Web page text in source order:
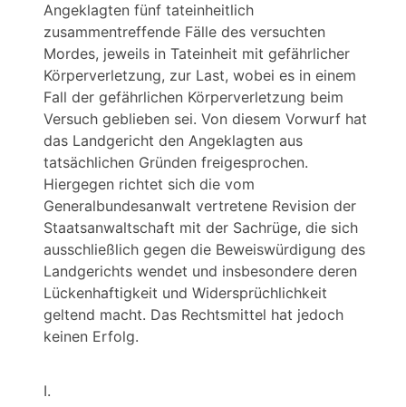
Angeklagten fünf tateinheitlich
zusammentreffende Fälle des versuchten
Mordes, jeweils in Tateinheit mit gefährlicher
Körperverletzung, zur Last, wobei es in einem
Fall der gefährlichen Körperverletzung beim
Versuch geblieben sei. Von diesem Vorwurf hat
das Landgericht den Angeklagten aus
tatsächlichen Gründen freigesprochen.
Hiergegen richtet sich die vom
Generalbundesanwalt vertretene Revision der
Staatsanwaltschaft mit der Sachrüge, die sich
ausschließlich gegen die Beweiswürdigung des
Landgerichts wendet und insbesondere deren
Lückenhaftigkeit und Widersprüchlichkeit
geltend macht. Das Rechtsmittel hat jedoch
keinen Erfolg.
I.